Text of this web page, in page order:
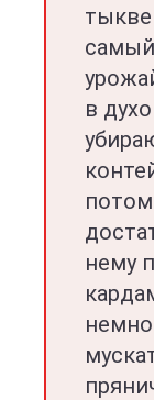
самый
в
нему